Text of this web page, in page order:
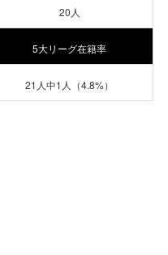
20人
5大リーグ在籍率
21人中1人（4.8%）